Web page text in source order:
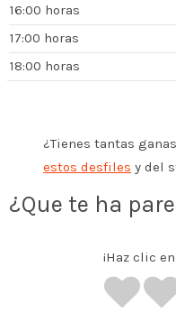
16:00 horas
17:00 horas
18:00 horas
¿Tienes tantas
estos desfiles y del
¿Que te ha
¡Haz clic